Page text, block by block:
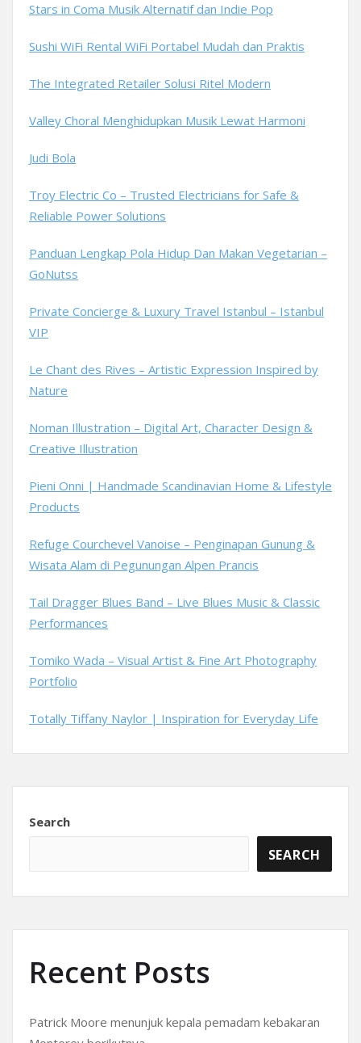
Stars in Coma Musik Alternatif dan Indie Pop
Sushi WiFi Rental WiFi Portabel Mudah dan Praktis
The Integrated Retailer Solusi Ritel Modern
Valley Choral Menghidupkan Musik Lewat Harmoni
Judi Bola
Troy Electric Co – Trusted Electricians for Safe &
Reliable Power Solutions
Panduan Lengkap Pola Hidup Dan Makan Vegetarian –
GoNutss
Private Concierge & Luxury Travel Istanbul – Istanbul
VIP
Le Chant des Rives – Artistic Expression Inspired by
Nature
Noman Illustration – Digital Art, Character Design &
Creative Illustration
Pieni Onni | Handmade Scandinavian Home & Lifestyle
Products
Refuge Courchevel Vanoise – Penginapan Gunung &
Wisata Alam di Pegunungan Alpen Prancis
Tail Dragger Blues Band – Live Blues Music & Classic
Performances
Tomiko Wada – Visual Artist & Fine Art Photography
Portfolio
Totally Tiffany Naylor | Inspiration for Everyday Life
Search
SEARCH
Recent Posts
Patrick Moore menunjuk kepala pemadam kebakaran